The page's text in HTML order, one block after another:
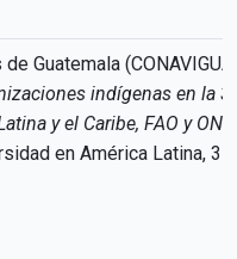
Guatemala
indígenas en la
y el Caribe, FAO y
en América Latina, 31